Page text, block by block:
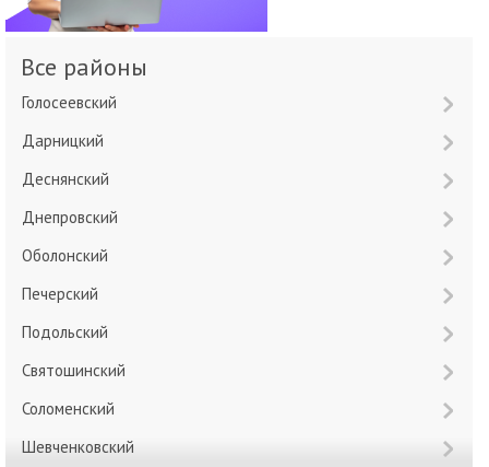
Все районы
Голосеевский
Дарницкий
Деснянский
Днепровский
Оболонский
Печерский
Подольский
Святошинский
Соломенский
Шевченковский